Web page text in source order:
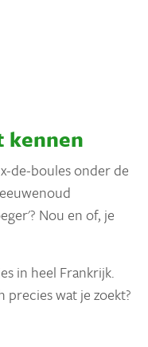
kennen
de-boules onder de
Nou en of, je
in heel Frankrijk.
precies wat je zoekt?